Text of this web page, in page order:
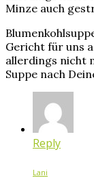
Minze auch
Gericht für uns
allerdings nicht
Suppe nach
Reply
Lani